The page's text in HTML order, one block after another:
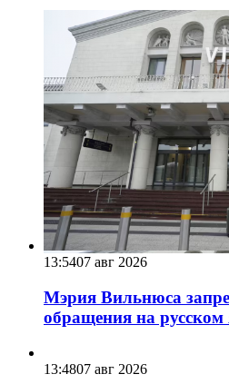
13:5407 авг 2026
Мэрия Вильнюса
обращения на русском
13:4807 авг 2026